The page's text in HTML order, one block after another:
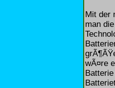
Mit der
man
wÃ¤re